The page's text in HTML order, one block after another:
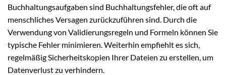
Buchhaltungsaufgaben sind Buchhaltungsfehler, die oft auf
menschliches Versagen zurückzuführen sind. Durch die
Verwendung von Validierungsregeln und Formeln können Sie
typische Fehler minimieren. Weiterhin empfiehlt es sich,
regelmäßig Sicherheitskopien Ihrer Dateien zu erstellen, um
Datenverlust zu verhindern.